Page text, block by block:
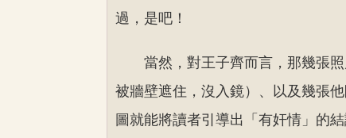
過，是吧！
當然，對王子齊而言，那幾張
被牆壁遮住，沒入鏡）、以及幾張
圖就能將讀者引導出「有奸情」的結